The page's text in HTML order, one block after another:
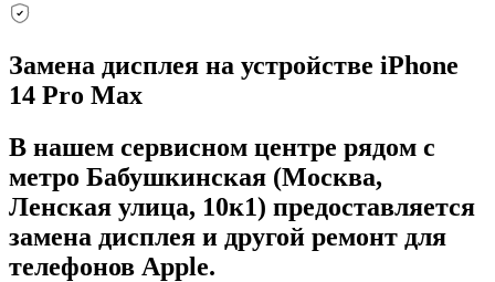
Замена дисплея на устройстве iPhone
14 Pro Max
В нашем сервисном центре рядом с
метро Бабушкинская (Москва,
Ленская улица, 10к1) предоставляется
замена дисплея и другой ремонт для
телефонов Apple.